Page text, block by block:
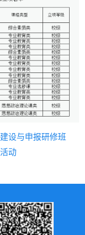
设与申报研修班
动